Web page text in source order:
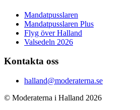
Mandatpusslaren
Mandatpusslaren Plus
Flyg över Halland
Valsedeln 2026
Kontakta oss
halland@moderaterna.se
© Moderaterna i Halland 2026